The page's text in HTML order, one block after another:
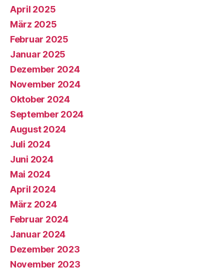
April 2025
März 2025
Februar 2025
Januar 2025
Dezember 2024
November 2024
Oktober 2024
September 2024
August 2024
Juli 2024
Juni 2024
Mai 2024
April 2024
März 2024
Februar 2024
Januar 2024
Dezember 2023
November 2023